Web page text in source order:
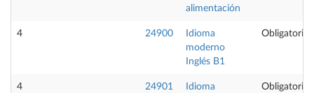
alimentación
4 24900
Idioma
moderno
Inglés B1
Obligatoria
4 24901
Idioma
Obligatoria